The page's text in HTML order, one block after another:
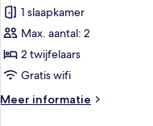
Superior
Twin
kamer
(Interior
laden
1 slaapkamer
Max. aantal: 2
2 twijfelaars
Gratis wifi
Meer informatie
Meer